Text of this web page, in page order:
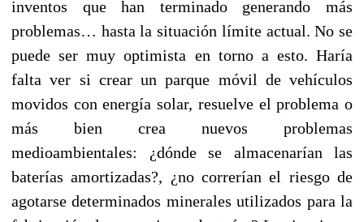
inventos que han terminado generando más
problemas… hasta la situación límite actual. No se
puede ser muy optimista en torno a esto. Haría
falta ver si crear un parque móvil de vehículos
movidos con energía solar, resuelve el problema o
más bien crea nuevos problemas
medioambientales: ¿dónde se almacenarían las
baterías amortizadas?, ¿no correrían el riesgo de
agotarse determinados minerales utilizados para la